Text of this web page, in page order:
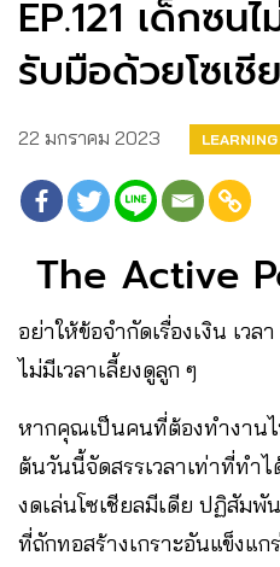
EP.121 เด็กซน
รับมือด้วยโซเชี
22 มกราคม 2023
The Active
อย่าให้ข้อจำกัดเรื่องเงิน เว
ไม่มีเวลาเลี้ยงดูลูก ๆ
หากคุณเป็นคนที่ต้องทำงานไ
ต้นวันนี้จัดสรรเวลาเท่าที่ทำ
งดเล่นโซเชียลมีเดีย ปฏิสัมพั
ที่ถักทอสร้างเกราะอันแข็งแ